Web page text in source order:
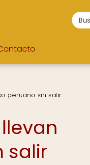
peruano sin salir
salir